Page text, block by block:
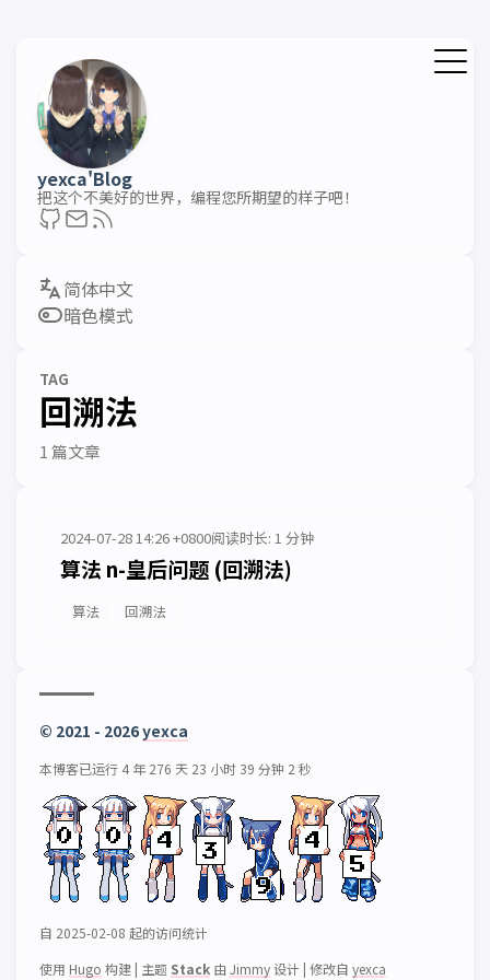
yexca'Blog
把这个不美好的世界，编程您所期望的样子吧！
暗色模式
TAG
回溯法
1 篇文章
2024-07-28 14:26 +0800阅读时长: 1 分钟
算法 n-皇后问题 (回溯法)
算法 回溯法
© 2021 - 2026yexca
本博客已运行 4 年 276 天 23 小时 39 分钟 2 秒
自 2025-02-08 起的访问统计
使用 Hugo 构建 | 主题 Stack 由 Jimmy设计 | 修改自 yexca